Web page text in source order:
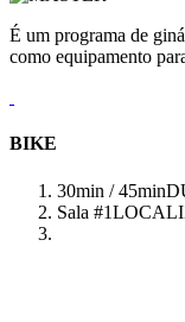
É um programa de
como equipamento
BIKE
30min / 45min
Sala #1